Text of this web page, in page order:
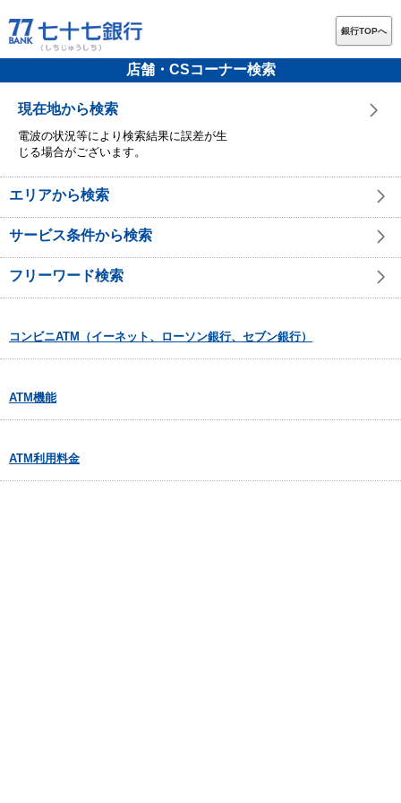
銀行TOPへ
店舗・CSコーナー検索
現在地から検索
電波の状況等により検索結果に誤差が生
じる場合がございます。
エリアから検索
サービス条件から検索
フリーワード検索
コンビニATM（イーネット、ローソン銀行、セブン銀行）
ATM機能
ATM利用料金